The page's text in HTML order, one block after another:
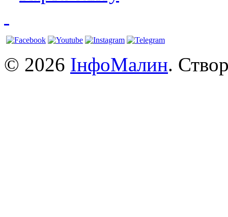
© 2026 ІнфоМалин.